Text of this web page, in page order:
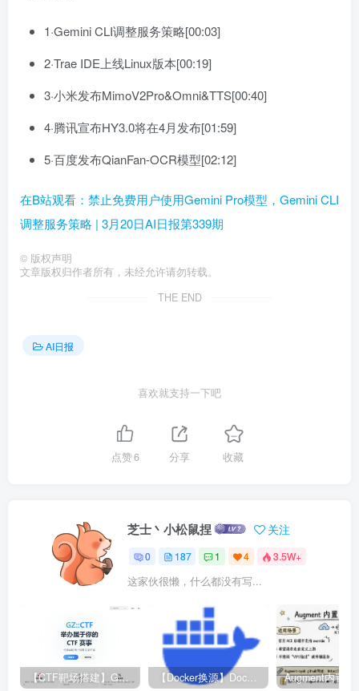
1·Gemini CLI调整服务策略[00:03]
2·Trae IDE上线Linux版本[00:19]
3·小米发布MimoV2Pro&Omni&TTS[00:40]
4·腾讯宣布HY3.0将在4月发布[01:59]
5·百度发布QianFan-OCR模型[02:12]
在B站观看：禁止免费用户使用Gemini Pro模型，Gemini CLI
调整服务策略 | 3月20日AI日报第339期
© 版权声明
文章版权归作者所有，未经允许请勿转载。
THE END
AI日报
喜欢就支持一下吧
点赞6 分享 收藏
芝士丶小松鼠捏 关注
0 187 1 4 3.5W+
这家伙很懒，什么都没有写...
【CTF靶场搭建】GZ-CTF平台 【Docker换源】Docker更换镜像源教程